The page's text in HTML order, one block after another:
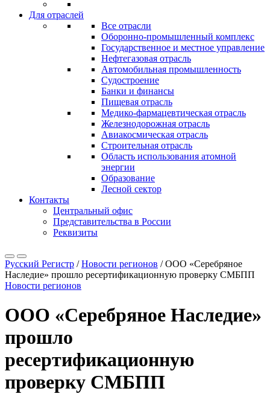
Для отраслей
Все отрасли
Оборонно‐промышленный комплекс
Государственное и местное управление
Нефтегазовая отрасль
Автомобильная промышленность
Судостроение
Банки и финансы
Пищевая отрасль
Медико-фармацевтическая отрасль
Железнодорожная отрасль
Авиакосмическая отрасль
Строительная отрасль
Область использования атомной
энергии
Образование
Лесной сектор
Контакты
Центральный офис
Представительства в России
Реквизиты
Русский Регистр /Новости регионов /ООО «Серебряное
Наследие» прошло ресертификационную проверку СМБПП
Новости регионов
ООО «Серебряное Наследие»
прошло
ресертификационную
проверку СМБПП